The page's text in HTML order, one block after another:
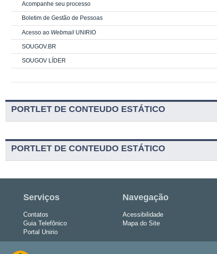
Acompanhe seu processo
Boletim de Gestão de Pessoas
Acesso ao Webmail UNIRIO
SOUGOV.BR
SOUGOV LÍDER
PORTLET DE CONTEUDO ESTÁTICO
PORTLET DE CONTEUDO ESTÁTICO
Serviços
Contatos
Guia Telefônico
Portal Unirio
Navegação
Acessibilidade
Mapa do Site